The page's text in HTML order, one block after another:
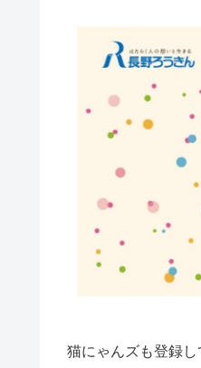
猫にゃんズも登録